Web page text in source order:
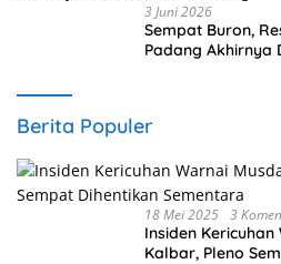
3 Juni 2026
Sempat Buron,
Padang Akhirnya
Berita Populer
18 Mei 2025 3
Insiden
Kalbar, Pleno